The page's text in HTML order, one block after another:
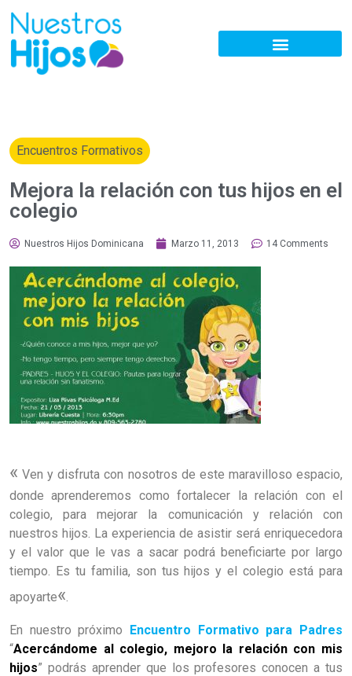
Encuentros Formativos
Mejora la relación con tus hijos en el
colegio
Nuestros Hijos Dominicana Marzo 11, 2013 14 Comments
« Ven y disfruta con nosotros de este maravilloso espacio,
donde aprenderemos como fortalecer la relación con el
colegio, para mejorar la comunicación y relación con
nuestros hijos. La experiencia de asistir será enriquecedora
y el valor que le vas a sacar podrá beneficiarte por largo
tiempo. Es tu familia, son tus hijos y el colegio estápara
apoyarte«.
En nuestro próximo Encuentro Formativo para Padres
“Acercándome al colegio, mejoro la relación con mis
hijos” podrás aprender que los profesores conocen a tus